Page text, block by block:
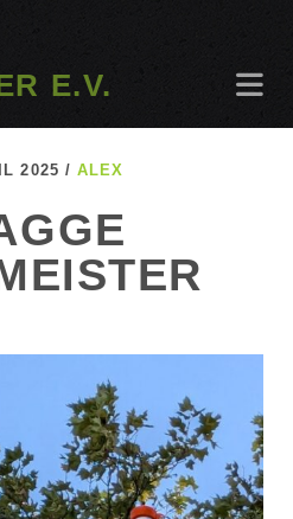
E.V.
2025 / ALEX